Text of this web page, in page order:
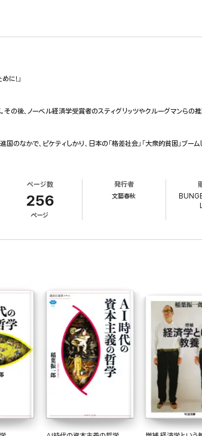
に!」
の後、ノーベル経済学受賞者のスティグリッツやクルーグマンらの
なかで、ピケティしかり、日本の「格差社会」「大衆的貧困」ブー
ざる手”で知られるアダム・スミスから議論を始め、マルクス経済学
ページ数
256
ページ
発行者
文藝春秋